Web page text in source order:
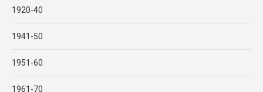
1920-40
1941-50
1951-60
1961-70